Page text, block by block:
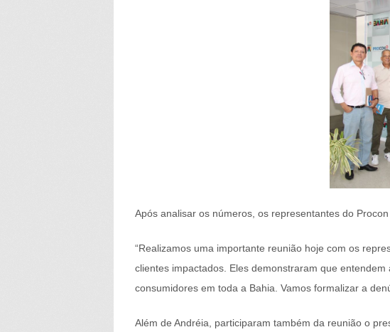
Após analisar os números, os representantes do
“Realizamos uma importante reunião hoje com os
clientes impactados. Eles demonstraram que
consumidores em toda a Bahia. Vamos formalizar a
Além de Andréia, participaram também da reunião o